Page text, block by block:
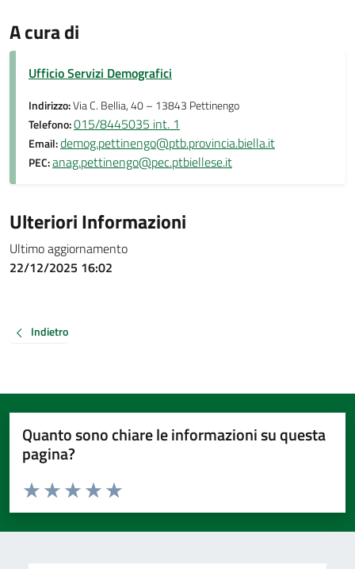
A cura di
Ufficio Servizi Demografici
Indirizzo:Via C. Bellia, 40 – 13843 Pettinengo
Telefono:015/8445035 int. 1
Email:demog.pettinengo@ptb.provincia.biella.it
PEC:anag.pettinengo@pec.ptbiellese.it
Ulteriori Informazioni
Ultimo aggiornamento
22/12/2025 16:02
Indietro
Quanto sono chiare le informazioni su questa
pagina?
Valuta da 1 a 5 stelle la pagina
Valuta 5 stelle su 5
Valuta 4 stelle su 5
Valuta 3 stelle su 5
Valuta 2 stelle su 5
Valuta 1 stelle su 5